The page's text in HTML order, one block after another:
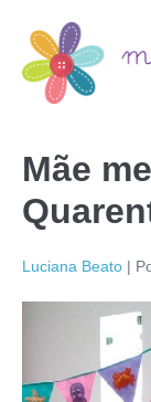
Mãe
Luciana Beato |